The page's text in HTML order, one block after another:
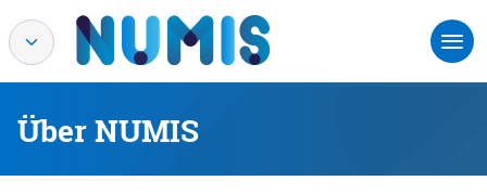
Über NUMIS